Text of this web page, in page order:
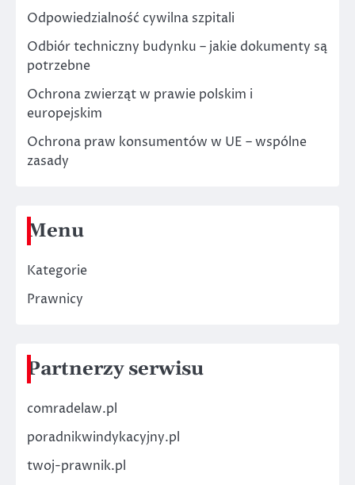
Odpowiedzialność cywilna szpitali
Odbiór techniczny budynku – jakie dokumenty są
potrzebne
Ochrona zwierząt w prawie polskim i
europejskim
Ochrona praw konsumentów w UE – wspólne
zasady
Menu
Kategorie
Prawnicy
Partnerzy serwisu
comradelaw.pl
poradnikwindykacyjny.pl
twoj-prawnik.pl